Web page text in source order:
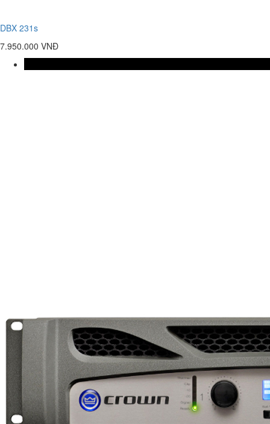
DBX 231s
7.950.000 VNĐ